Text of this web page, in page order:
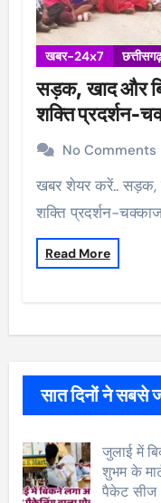
खबर-24x7
सड़क, खाद और
शक्ति प्रदर्शन-
No Comments
खबर शेयर करें.. सड़क, खाद और बिजली को लेकर कांग्रेस का
शक्ति प्रदर्शन-
Read More
सात दिनों ने सबसे
जुलाई में
शुभम के
पैकेट सीज